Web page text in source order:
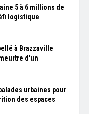
5 à 6 millions de
logistique
à Brazzaville
d'un
urbaines pour
des espaces